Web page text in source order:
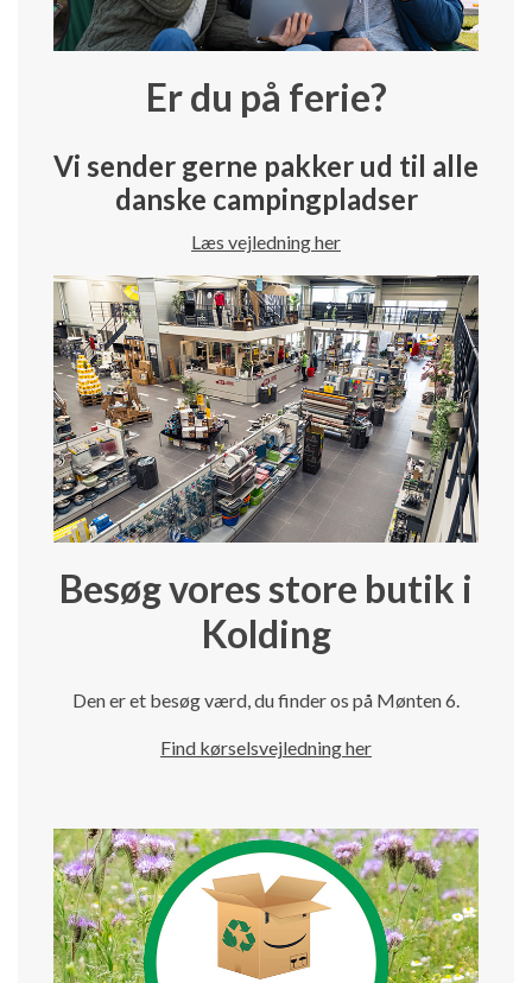
Er du på ferie?
Vi sender gerne pakker ud til alle
danske campingpladser
Læs vejledning her
Besøg vores store butik i
Kolding
Den er et besøg værd, du finder os på Mønten 6.
Find kørselsvejledning her